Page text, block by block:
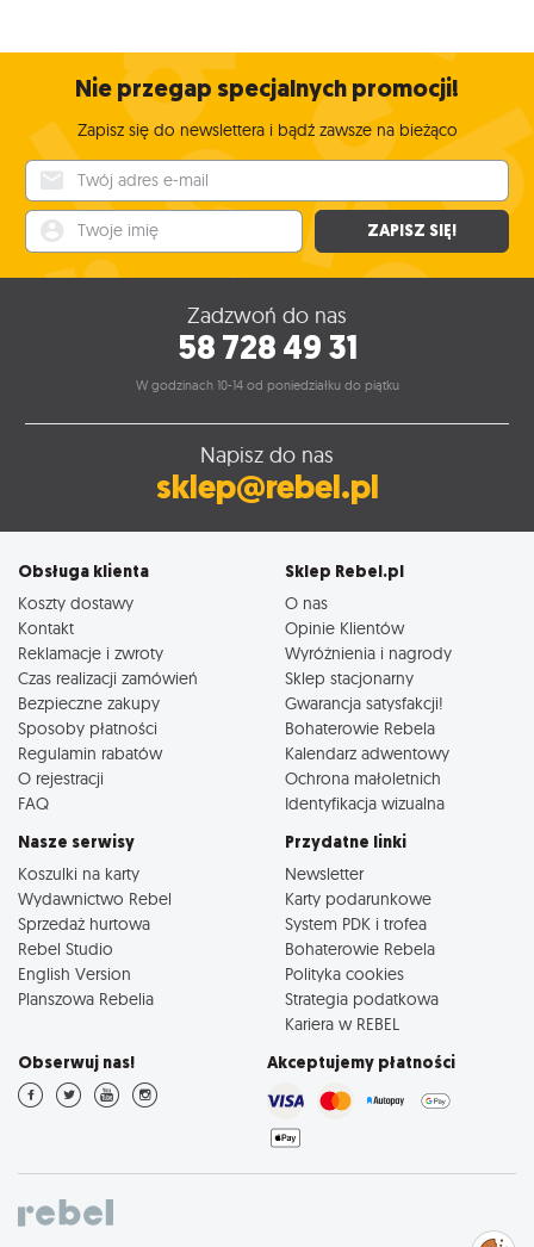
Nie przegap specjalnych promocji!
Zapisz się do newslettera i bądź zawsze na bieżąco
ZAPISZ SIĘ!
Zadzwoń do nas
58 728 49 31
W godzinach 10-14 od poniedziałku do piątku
Napisz do nas
sklep@rebel.pl
Obsługa klienta
Koszty dostawy
Kontakt
Reklamacje i zwroty
Czas realizacji zamówień
Bezpieczne zakupy
Sposoby płatności
Regulamin rabatów
O rejestracji
FAQ
Sklep Rebel.pl
O nas
Opinie Klientów
Wyróżnienia i nagrody
Sklep stacjonarny
Gwarancja satysfakcji!
Bohaterowie Rebela
Kalendarz adwentowy
Ochrona małoletnich
Identyfikacja wizualna
Nasze serwisy
Koszulki na karty
Wydawnictwo Rebel
Sprzedaż hurtowa
Rebel Studio
English Version
Planszowa Rebelia
Przydatne linki
Newsletter
Karty podarunkowe
System PDK i trofea
Bohaterowie Rebela
Polityka cookies
Strategia podatkowa
Kariera w REBEL
Obserwuj nas! Akceptujemy płatności
Zarządzaj